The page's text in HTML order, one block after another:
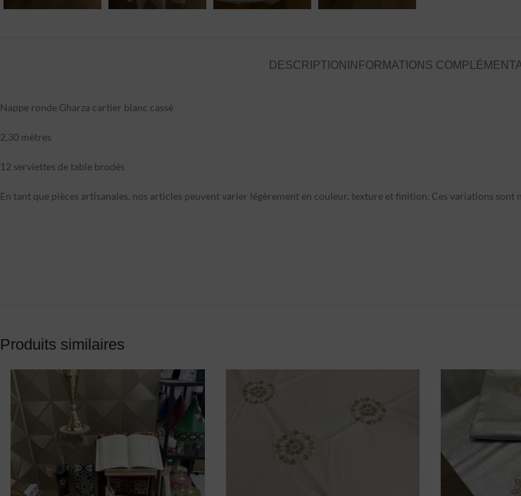
DESCRIPTION INFORMATIONS
Nappe ronde Gharza cartier blanc cassé
2,30 mètres
12 serviettes de table brodés
En tant que pièces artisanales, nos articles peuvent varier légèrement en couleur, texture et finition. Ces variations
Produits similaires